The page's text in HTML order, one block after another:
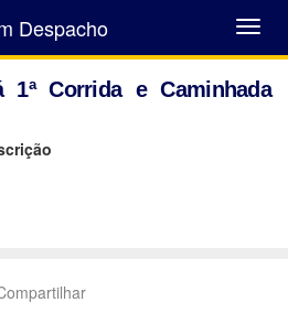
Abrir
Menu
Despacho
1ª Corrida e Caminhada